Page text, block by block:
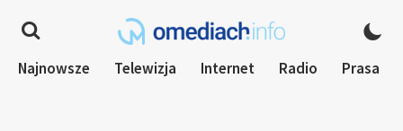
Najnowsze Telewizja Internet Radio Prasa